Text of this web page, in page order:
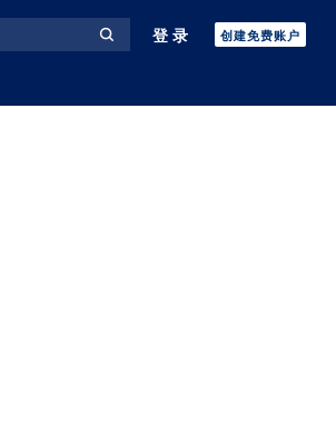
登录 创建免费账户